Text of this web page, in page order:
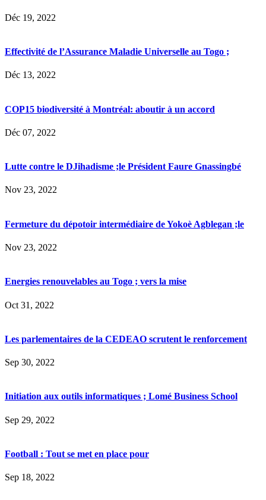
Déc 19, 2022
Effectivité de l’Assurance Maladie Universelle au Togo ;
Déc 13, 2022
COP15 biodiversité à Montréal: aboutir à un accord
Déc 07, 2022
Lutte contre le DJihadisme ;le Président Faure Gnassingbé
Nov 23, 2022
Fermeture du dépotoir intermédiaire de Yokoè Agblegan ;le
Nov 23, 2022
Energies renouvelables au Togo ; vers la mise
Oct 31, 2022
Les parlementaires de la CEDEAO scrutent le renforcement
Sep 30, 2022
Initiation aux outils informatiques ; Lomé Business School
Sep 29, 2022
Football : Tout se met en place pour
Sep 18, 2022